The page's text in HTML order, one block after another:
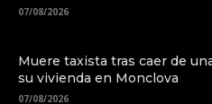
07/08/2026
Muere taxista tras caer de
su vivienda en Monclova
07/08/2026